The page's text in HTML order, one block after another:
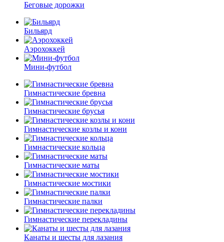
Беговые дорожки
Бильярд
Аэрохоккей
Мини-футбол
Гимнастические бревна
Гимнастические брусья
Гимнастические козлы и кони
Гимнастические кольца
Гимнастические маты
Гимнастические мостики
Гимнастические палки
Гимнастические перекладины
Канаты и шесты для лазания